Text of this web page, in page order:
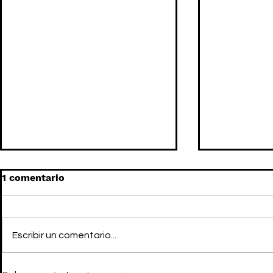
1 comentario
Escribir un comentario...